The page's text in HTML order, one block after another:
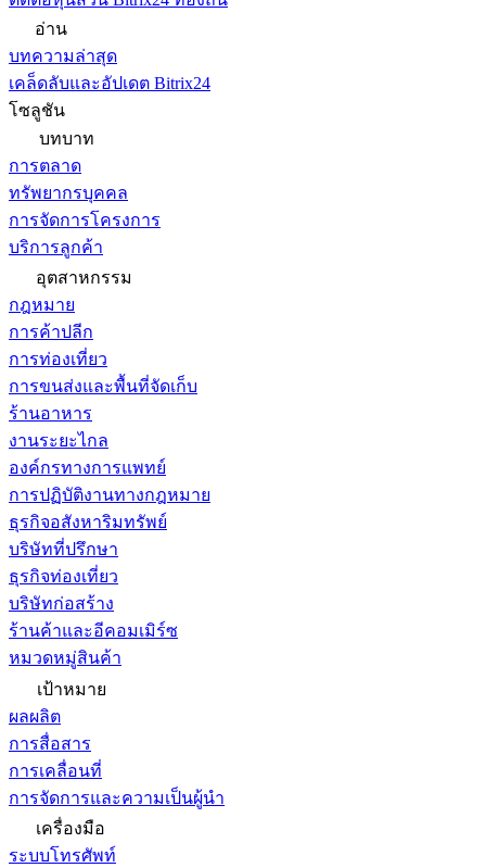
อ่าน
บทความล่าสุด
เคล็ดลับและอัปเดต Bitrix24
โซลูชัน
บทบาท
การตลาด
ทรัพยากรบุคคล
การจัดการโครงการ
บริการลูกค้า
อุตสาหกรรม
กฎหมาย
การค้าปลีก
การท่องเที่ยว
การขนส่งและพื้นที่จัดเก็บ
ร้านอาหาร
งานระยะไกล
องค์กรทางการแพทย์
การปฏิบัติงานทางกฎหมาย
ธุรกิจอสังหาริมทรัพย์
บริษัทที่ปรึกษา
ธุรกิจท่องเที่ยว
บริษัทก่อสร้าง
ร้านค้าและอีคอมเมิร์ซ
หมวดหมู่สินค้า
เป้าหมาย
ผลผลิต
การสื่อสาร
การเคลื่อนที่
การจัดการและความเป็นผู้นำ
เครื่องมือ
ระบบโทรศัพท์